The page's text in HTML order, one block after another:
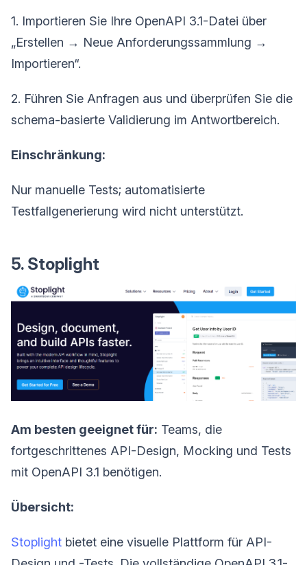
1. Importieren Sie Ihre OpenAPI 3.1-Datei über
„Erstellen → Neue Anforderungssammlung →
Importieren“.
2. Führen Sie Anfragen aus und überprüfen Sie die
schema-basierte Validierung im Antwortbereich.
Einschränkung:
Nur manuelle Tests; automatisierte
Testfallgenerierung wird nicht unterstützt.
5. Stoplight
Am besten geeignet für: Teams, die
fortgeschrittenes API-Design, Mocking und Tests
mit OpenAPI 3.1 benötigen.
Übersicht:
Stoplight bietet eine visuelle Plattform für API-